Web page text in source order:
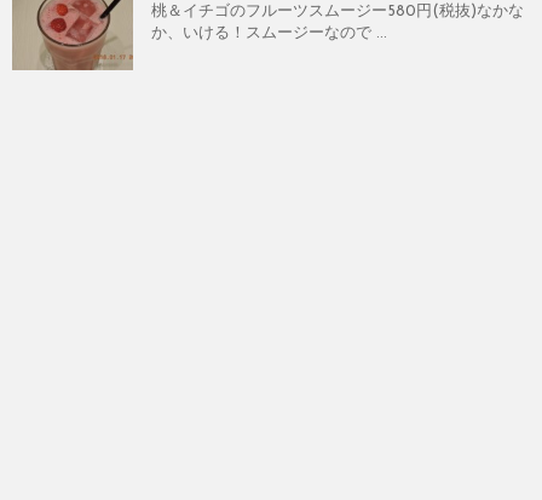
桃＆イチゴのフルーツスムージー580円(税抜)なかな
か、いける！スムージーなので ...